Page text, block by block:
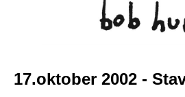
17.oktober 2002 -